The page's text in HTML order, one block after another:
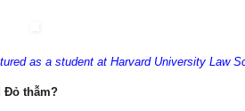
as a student at Harvard University Law
Đỏ thẫm?